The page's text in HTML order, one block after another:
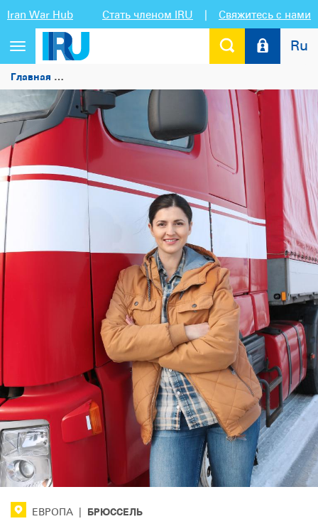
Iran War Hub Стать членом IRU | Свяжитесь с нами
Переключить
навигацию
Ru
Главная
ЕВРОПА БРЮССЕЛЬ